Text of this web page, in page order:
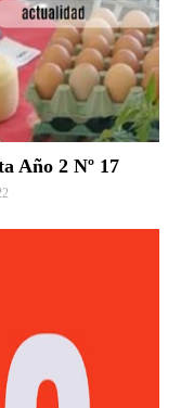
Año 2 Nº 17